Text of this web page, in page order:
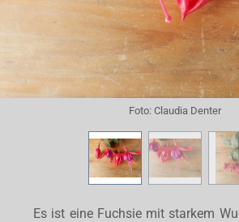
Foto: Claudia Denter
Es ist eine Fuchsie mit starkem